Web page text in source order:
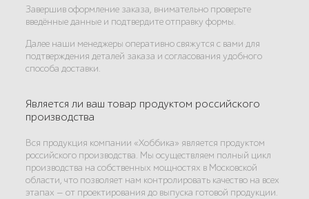
Завершив оформление заказа, внимательно проверьте
введённые данные и подтвердите отправку формы.
Далее наши менеджеры оперативно свяжутся с вами для
подтверждения деталей заказа и согласования удобного
способа доставки.
Является ли ваш товар продуктом российского
производства
Вся продукция компании «Хоббика» является продуктом
российского производства. Мы осуществляем полный цикл
производства на собственных мощностях в Московской
области, что позволяет нам контролировать качество на всех
этапах — от проектирования до выпуска готовой продукции.